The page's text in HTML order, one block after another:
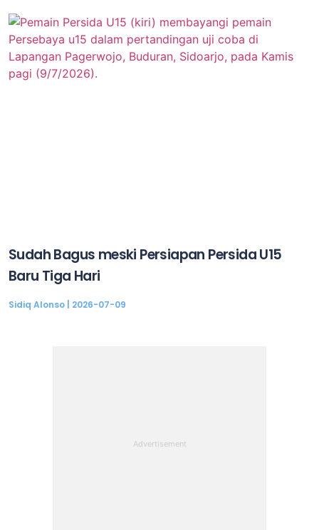
Sudah Bagus meski Persiapan Persida U15
Baru Tiga Hari
Sidiq Alonso 2026-07-09